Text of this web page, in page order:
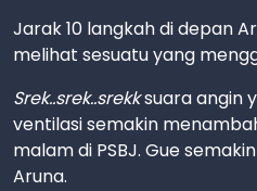
Jarak 10 langkah di depan
melihat sesuatu yang
Srek..srek..srekksuara angin
ventilasi semakin
malam di PSBJ. Gue
Aruna.